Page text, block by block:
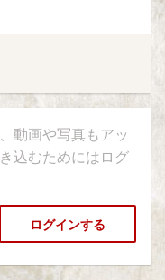
動画や写真もアッ
込むためにはログ
ログインする